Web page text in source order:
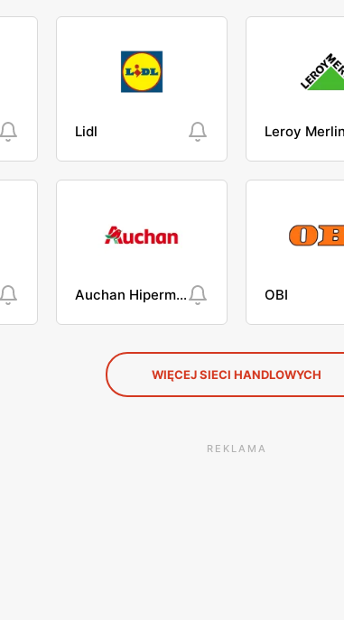
Lidl Leroy Merlin
Auchan Hipermarket OBI
WIĘCEJ SIECI HANDLOWYCH
REKLAMA